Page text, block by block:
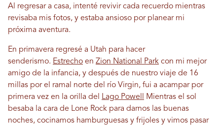
Al regresar a casa, intenté revivir cada recuerdo mientras
revisaba mis fotos, y estaba ansioso por planear mi
próxima aventura.
En primavera regresé a Utah para hacer
senderismo. Estrecho en Zion National Park con mi mejor
amigo de la infancia, y después de nuestro viaje de 16
millas por el ramal norte del río Virgin, fui a acampar por
primera vez en la orilla del Lago Powell Mientras el sol
besaba la cara de Lone Rock para darnos las buenas
noches, cocinamos hamburguesas y frijoles y vimos pasar